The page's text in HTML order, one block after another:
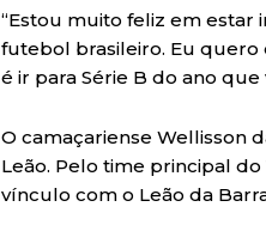
“Estou muito feliz em estar
futebol brasileiro. Eu quero
é ir para Série B do ano que
O camaçariense Wellisson
Leão. Pelo time principal
vínculo com o Leão da